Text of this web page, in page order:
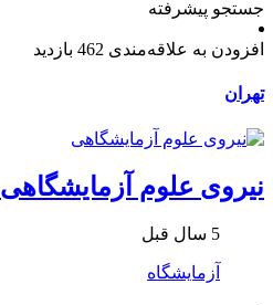
جستجو پیشرفته
افزودن به علاقه‌مندی 462 بازدید
تهران
نیروی علوم آزمایشگاهی
5 سال قبل
آزمایشگاه